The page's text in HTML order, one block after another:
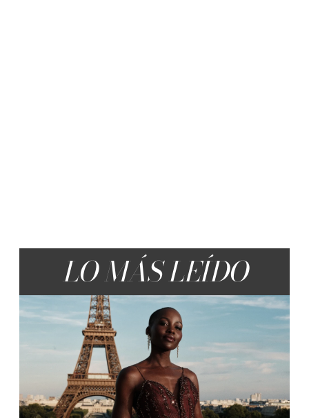
LO MÁS LEÍDO